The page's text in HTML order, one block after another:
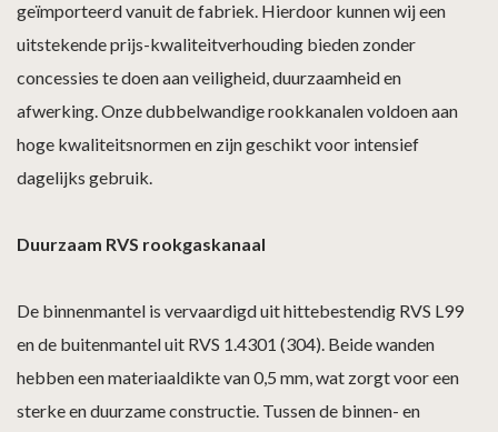
geïmporteerd vanuit de fabriek. Hierdoor kunnen wij een
uitstekende prijs-kwaliteitverhouding bieden zonder
concessies te doen aan veiligheid, duurzaamheid en
afwerking. Onze dubbelwandige rookkanalen voldoen aan
hoge kwaliteitsnormen en zijn geschikt voor intensief
dagelijks gebruik.
Duurzaam RVS rookgaskanaal
De binnenmantel is vervaardigd uit hittebestendig RVS L99
en de buitenmantel uit RVS 1.4301 (304). Beide wanden
hebben een materiaaldikte van 0,5 mm, wat zorgt voor een
sterke en duurzame constructie. Tussen de binnen- en